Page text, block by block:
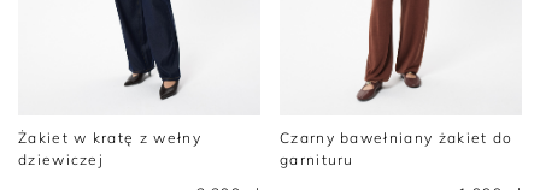
Żakiet w kratę z wełny
dziewiczej
Czarny bawełniany żakiet do
garnituru